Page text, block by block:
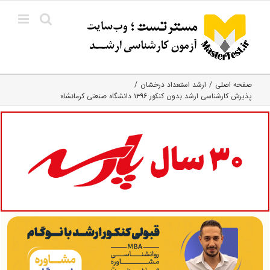
content
صفحه اصلی
ارشد استعداد درخشان
پذیرش کارشناسی ارشد بدون کنکور ۱۳۹۶ دانشگاه صنعتی کرمانشاه